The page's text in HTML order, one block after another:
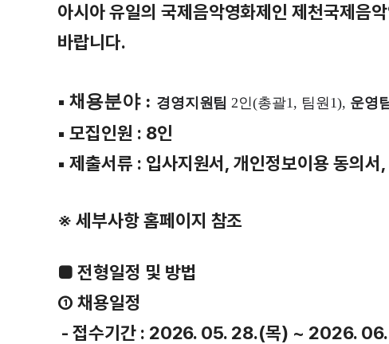
아시아 유일의 국제음악영화제인 제천국제음
바랍니다.
▪ 채 용분야 : 경영지원팀2인(총괄1, 팀원1), 운영
▪ 모집인원 : 8인
▪ 제출서류 : 입사지원서, 개인정보이용 동의서,
※ 세부사항 홈페이지 참조
■ 전형일정 및 방법
① 채용일정
- 접수기간 : 2026. 05. 28.(목) ~ 2026.